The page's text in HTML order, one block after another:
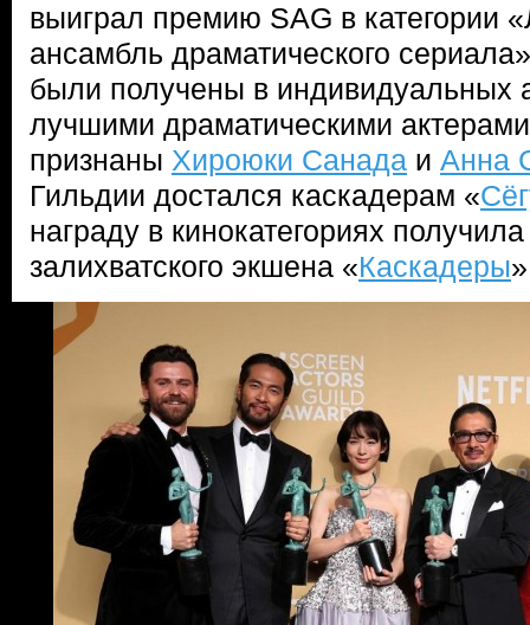
выиграл премию SAG в категории
ансамбль драматического
были получены в индивидуальных
лучшими драматическими
признаны Хироюки Санада и Анна
Гильдии достался каскадерам «
награду в кинокатегориях
залихватского экшена «Каскадеры